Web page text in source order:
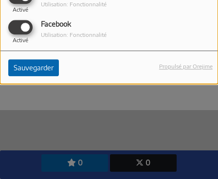
Activé
Utilisation: Fonctionnalité
Facebook
Activé
Utilisation: Fonctionnalité
Sauvegarder Propulsé par Orejime
0 0
10 MAI 2026
Lissy Monet explique aux auditeurs de TOP FM
l'identité du domaine Lolicé pendant Just'Rosé 2026